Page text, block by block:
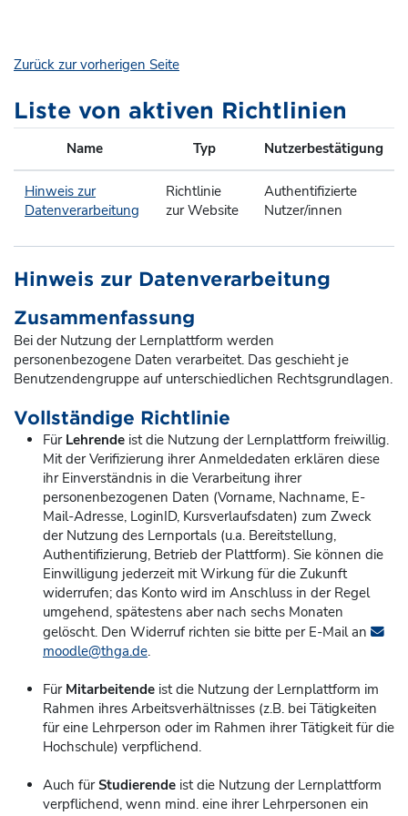
Zurück zur vorherigen Seite
Liste von aktiven Richtlinien
Name Typ Nutzerbestätigung
Hinweis zur
Datenverarbeitung
Richtlinie
zur Website
Authentifizierte
Nutzer/innen
Hinweis zur Datenverarbeitung
Zusammenfassung
Bei der Nutzung der Lernplattform werden
personenbezogene Daten verarbeitet. Das geschieht je
Benutzendengruppe auf unterschiedlichen Rechtsgrundlagen.
Vollständige Richtlinie
Für Lehrende ist die Nutzung der Lernplattform freiwillig.
Mit der Verifizierung ihrer Anmeldedaten erklären diese
ihr Einverständnis in die Verarbeitung ihrer
personenbezogenen Daten (Vorname, Nachname, E-
Mail-Adresse, LoginID, Kursverlaufsdaten) zum Zweck
der Nutzung des Lernportals (u.a. Bereitstellung,
Authentifizierung, Betrieb der Plattform). Sie können die
Einwilligung jederzeit mit Wirkung für die Zukunft
widerrufen; das Konto wird im Anschluss in der Regel
umgehend, spätestens aber nach sechs Monaten
gelöscht. Den Widerruf richten sie bitte per E-Mail an
moodle@thga.de.
Für Mitarbeitende ist die Nutzung der Lernplattform im
Rahmen ihres Arbeitsverhältnisses (z.B. bei Tätigkeiten
für eine Lehrperson oder im Rahmen ihrer Tätigkeit für die
Hochschule) verpflichend.
Auch fürStudierende ist die Nutzung der Lernplattform
verpflichend, wenn mind. eine ihrer Lehrpersonen ein